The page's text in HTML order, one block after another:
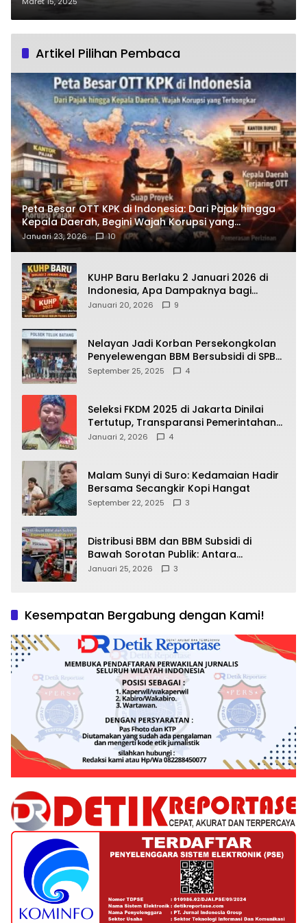
Artikel Pilihan Pembaca
Peta Besar OTT KPK di Indonesia: Dari Pajak hingga
Kepala Daerah, Begini Wajah Korupsi yang
Terbongkar
Januari 23, 2026 10
KUHP Baru Berlaku 2 Januari 2026 di
Indonesia, Apa Dampaknya bagi
Kehidupan Warga? Ini Aturan Kunci
Januari 20, 2026 9
Nelayan Jadi Korban Persekongkolan
Penyelewengan BBM Bersubsidi di SPBU
64.78809 Teluk Batang
September 25, 2025 4
Seleksi FKDM 2025 di Jakarta Dinilai
Tertutup, Transparansi Pemerintahan
Pramono–Rano Dipertanyakan
Januari 2, 2026 4
Malam Sunyi di Suro: Kedamaian Hadir
Bersama Secangkir Kopi Hangat
September 22, 2025 3
Distribusi BBM dan BBM Subsidi di
Bawah Sorotan Publik: Antara
Kepentingan Negara, Hak Konsumen,
Januari 25, 2026 3
Kesempatan Bergabung dengan Kami!